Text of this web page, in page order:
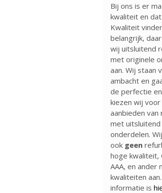
Bij ons is er
kwaliteit en
Kwaliteit
belangrijk,
wij uitsluitend
met originele
aan. Wij staan
ambacht en
de perfectie
kiezen wij
aanbieden van
met uitsluitend
onderdelen.
ook geen
hoge kwaliteit,
AAA, en ander
kwaliteiten
informatie is